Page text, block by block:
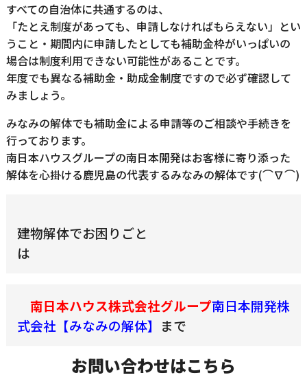
すべての自治体に共通するのは、
「たとえ制度があっても、申請しなければもらえない」とい
うこと・期間内に申請したとしても補助金枠がいっぱいの
場合は制度利用できない可能性があることです。
年度でも異なる補助金・助成金制度ですので必ず確認して
みましょう。
みなみの解体でも補助金による申請等のご相談や手続きを
行っております。
南日本ハウスグループの南日本開発はお客様に寄り添った
解体を心掛ける鹿児島の代表するみなみの解体です(⌒∇⌒)
建物解体でお困りごと
南日本ハウス株式会社グループ南日本開発株
式会社【みなみの解体】 まで
お問い合わせはこちら